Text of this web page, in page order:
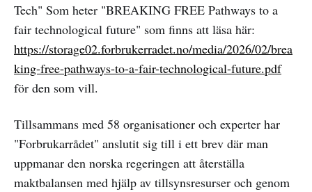
Tech" Som heter "BREAKING FREE Pathways to a
fair technological future" som finns att läsa här:
https://storage02.forbrukerradet.no/media/2026/02/brea
king-free-pathways-to-a-fair-technological-future.pdf
för den som vill.
Tillsammans med 58 organisationer och experter har
"Forbrukarrådet" anslutit sig till i ett brev där man
uppmanar den norska regeringen att återställa
maktbalansen med hjälp av tillsynsresurser och genom